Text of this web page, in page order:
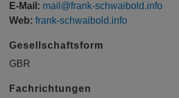
E-Mail: mail@frank-schwaibold.info
Web: frank-schwaibold.info
Gesellschaftsform
GBR
Fachrichtungen